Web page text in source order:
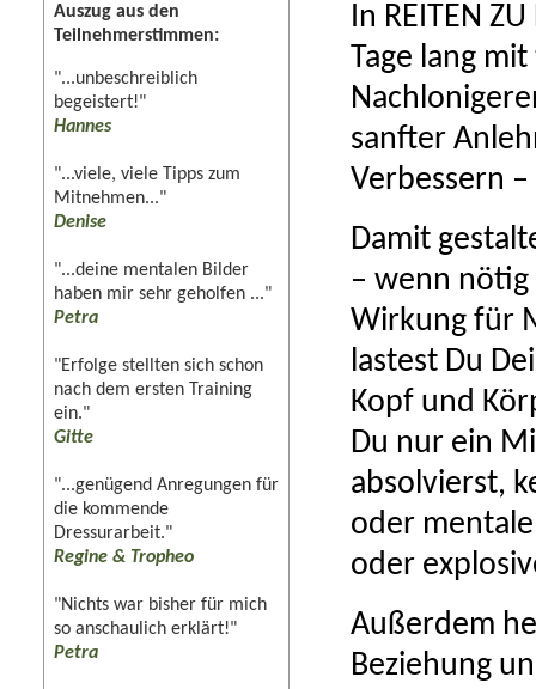
Auszug aus den
Teilnehmerstimmen:
"...unbeschreiblich
begeistert!"
Hannes
"...viele, viele Tipps zum
Mitnehmen..."
Denise
"...deine mentalen Bilder
haben mir sehr geholfen ..."
Petra
"Erfolge stellten sich schon
nach dem ersten Training
ein."
Gitte
"...genügend Anregungen für
die kommende
Dressurarbeit."
Regine & Tropheo
"Nichts war bisher für mich
so anschaulich erklärt!"
Petra
In REITEN
Tage lang
sanfter
Verbessern
Damit
– wenn
Wirkung für
lastest Du
Kopf und
Du nur ein
absolvierst,
oder
oder
Außerdem
Beziehung